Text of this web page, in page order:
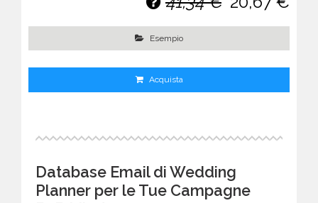
Esempio
Acquista
Database Email di Wedding
Planner per le Tue Campagne